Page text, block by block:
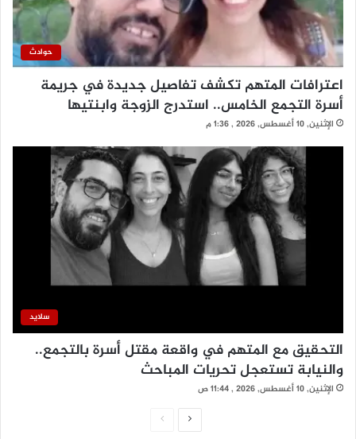
حوادث
اعترافات المتهم تكشف تفاصيل جديدة في جريمة
أسرة التجمع الخامس.. استدرج الزوجة وابنتيها
الإثنين, 10 أغسطس, 2026 , 1:36 م
سلايد
التحقيق مع المتهم في واقعة مقتل أسرة بالتجمع..
والنيابة تستعجل تحريات المباحث
الإثنين, 10 أغسطس, 2026 , 11:44 ص